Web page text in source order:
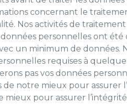
concernant le
Nos activités de
données personnelles ont été
un minimum de
requises à
pas vos données
de notre mieux pour assurer
mieux pour assurer